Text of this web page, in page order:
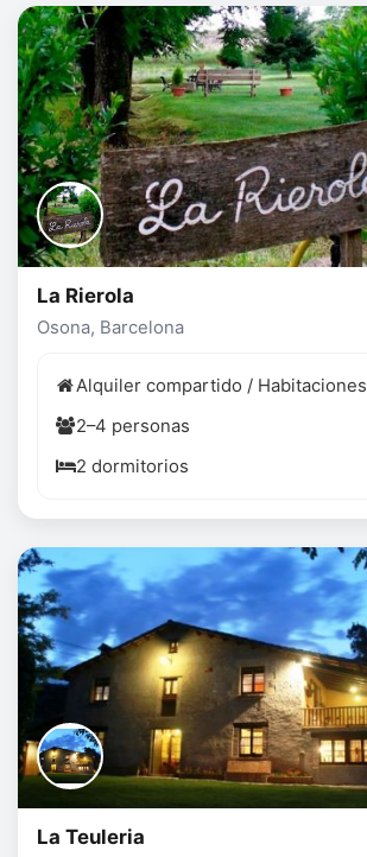
La Rierola
Osona, Barcelona
Alquiler compartido / Habitaciones
2–4 personas
2 dormitorios
La Teuleria